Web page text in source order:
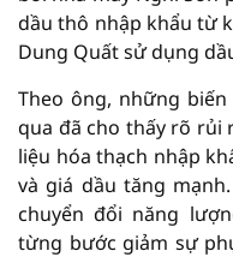
dầu thô nhập khẩu từ
Dung Quất sử dụng
Theo ông, những
qua đã cho thấy rõ rủi
liệu hóa thạch nhập
và giá dầu tăng
chuyển đổi năng
từng bước giảm sự